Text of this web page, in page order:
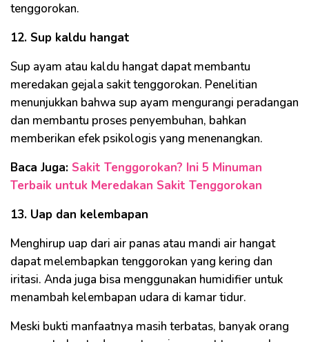
tenggorokan.
12. Sup kaldu hangat
Sup ayam atau kaldu hangat dapat membantu
meredakan gejala sakit tenggorokan. Penelitian
menunjukkan bahwa sup ayam mengurangi peradangan
dan membantu proses penyembuhan, bahkan
memberikan efek psikologis yang menenangkan.
Baca Juga: Sakit Tenggorokan? Ini 5 Minuman
Terbaik untuk Meredakan Sakit Tenggorokan
13. Uap dan kelembapan
Menghirup uap dari air panas atau mandi air hangat
dapat melembapkan tenggorokan yang kering dan
iritasi. Anda juga bisa menggunakan humidifier untuk
menambah kelembapan udara di kamar tidur.
Meski bukti manfaatnya masih terbatas, banyak orang